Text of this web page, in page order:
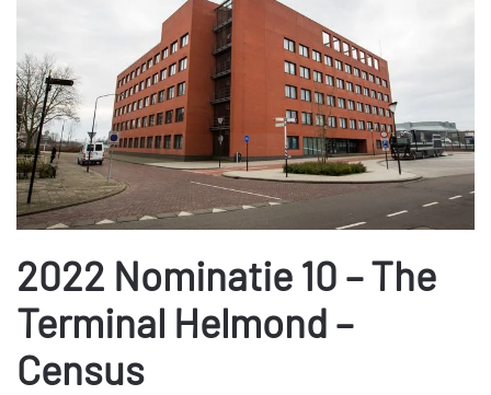
2022 Nominatie 10 – The
Terminal Helmond –
Census